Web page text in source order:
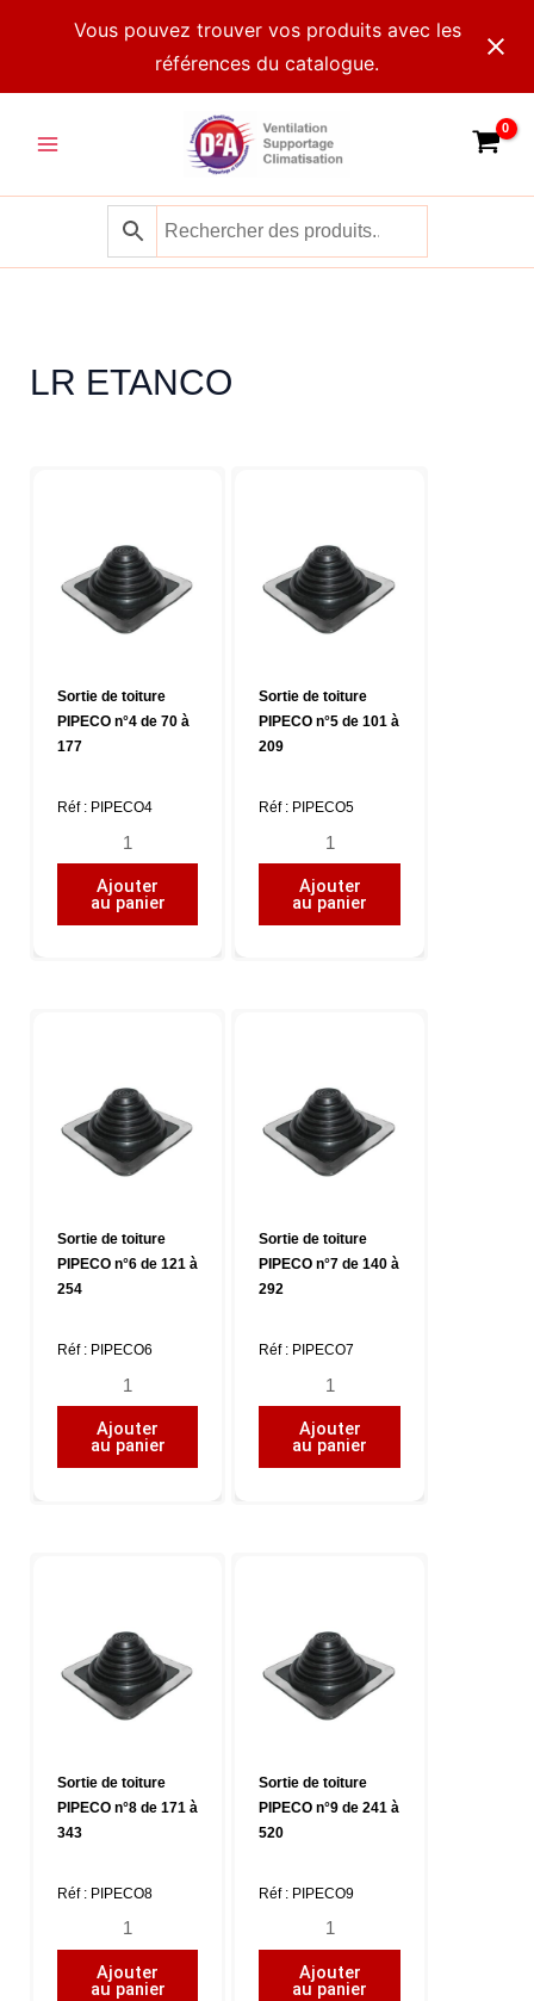
Vous pouvez trouver vos produits avec les
références du catalogue.
Menu
LR ETANCO
Sortie de toiture
PIPECO n°4 de 70 à
177
Réf : PIPECO4
quantité
de
Sortie
177
Ajouter
au panier
Sortie de toiture
PIPECO n°5 de 101 à
209
Réf : PIPECO5
quantité
de
Sortie
209
Ajouter
au panier
Sortie de toiture
PIPECO n°6 de 121 à
254
Réf : PIPECO6
quantité
de
Sortie
de
254
Ajouter
au panier
Sortie de toiture
PIPECO n°7 de 140 à
292
Réf : PIPECO7
quantité
de
Sortie
de
292
Ajouter
au panier
Sortie de toiture
PIPECO n°8 de 171 à
343
Réf : PIPECO8
quantité
de
Sortie
Ajouter
au panier
Sortie de toiture
PIPECO n°9 de 241 à
520
Réf : PIPECO9
quantité
de
Sortie
Ajouter
au panier